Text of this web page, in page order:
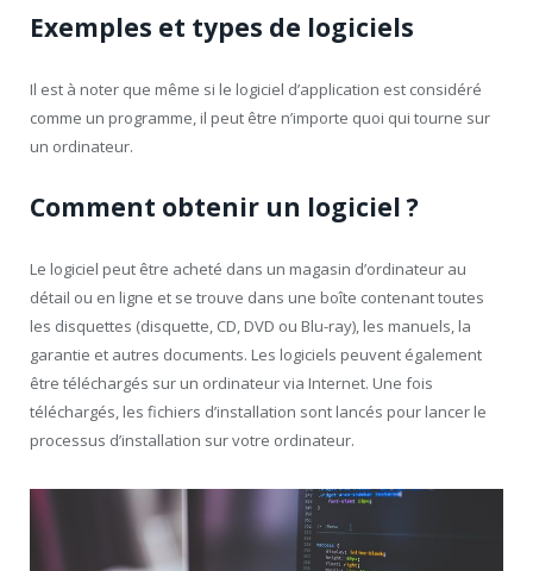
Exemples et types de logiciels
Il est à noter que même si le logiciel d’application est considéré
comme un programme, il peut être n’importe quoi qui tourne sur
un ordinateur.
Comment obtenir un logiciel ?
Le logiciel peut être acheté dans un magasin d’ordinateur au
détail ou en ligne et se trouve dans une boîte contenant toutes
les disquettes (disquette, CD, DVD ou Blu-ray), les manuels, la
garantie et autres documents. Les logiciels peuvent également
être téléchargés sur un ordinateur via Internet. Une fois
téléchargés, les fichiers d’installation sont lancés pour lancer le
processus d’installation sur votre ordinateur.